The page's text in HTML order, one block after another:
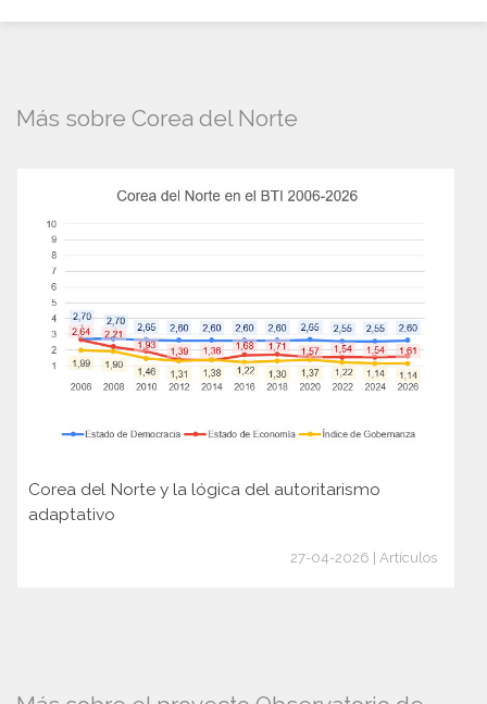
Más sobre Corea del Norte
Corea del Norte y la lógica del autoritarismo
adaptativo
27-04-2026 | Artículos